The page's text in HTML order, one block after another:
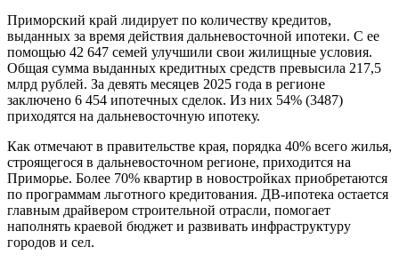
Приморский край лидирует по количеству кредитов,
выданных за время действия дальневосточной ипотеки. С ее
помощью 42 647 семей улучшили свои жилищные условия.
Общая сумма выданных кредитных средств превысила 217,5
млрд рублей. За девять месяцев 2025 года в регионе
заключено 6 454 ипотечных сделок. Из них 54% (3487)
приходятся на дальневосточную ипотеку.
Как отмечают в правительстве края, порядка 40% всего жилья,
строящегося в дальневосточном регионе, приходится на
Приморье. Более 70% квартир в новостройках приобретаются
по программам льготного кредитования. ДВ-ипотека остается
главным драйвером строительной отрасли, помогает
наполнять краевой бюджет и развивать инфраструктуру
городов и сел.